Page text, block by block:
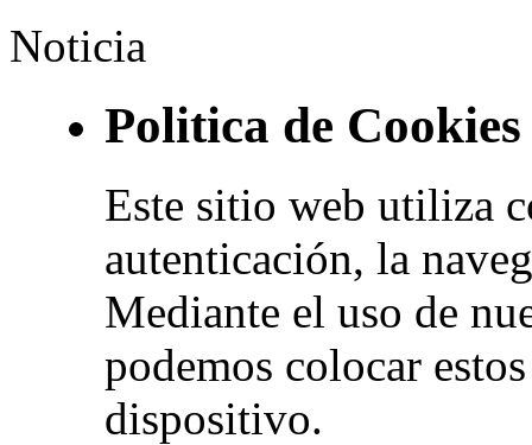
Noticia
Politica de Cookies
Este sitio web utiliza
autenticación, la
Mediante el uso de
podemos colocar
dispositivo.